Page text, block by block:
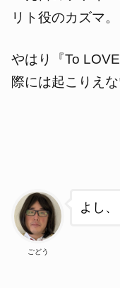
リト役のカズマ。
やはり『To
際には起こりえな
ごどう
よし、